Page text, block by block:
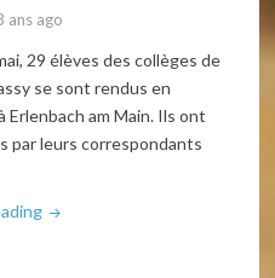
ans ago
29 élèves des collèges de
se sont rendus en
Erlenbach am Main. Ils ont
par leurs correspondants
"Séjour